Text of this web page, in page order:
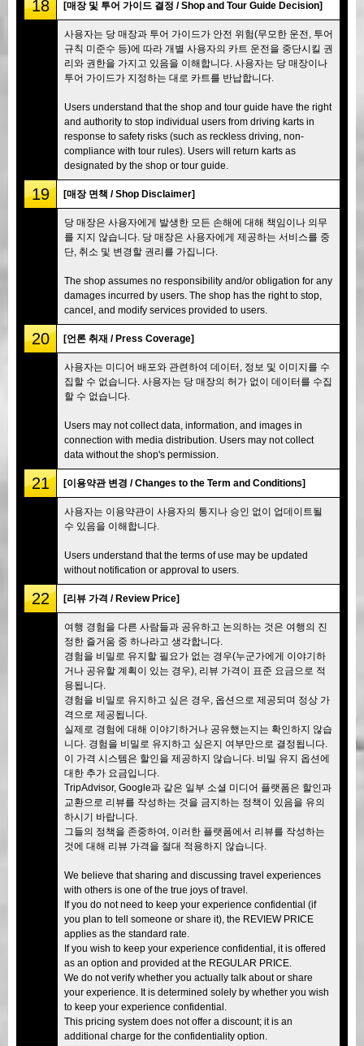
18 [매장 및 투어 가이드 결정 / Shop and Tour Guide Decision]
사용자는 당 매장과 투어 가이드가 안전 위험(무모한 운전, 투어
규칙 미준수 등)에 따라 개별 사용자의 카트 운전을 중단시킬 권
리와 권한을 가지고 있음을 이해합니다. 사용자는 당 매장이나
투어 가이드가 지정하는 대로 카트를 반납합니다.
Users understand that the shop and tour guide have the right
and authority to stop individual users from driving karts in
response to safety risks (such as reckless driving, non-
compliance with tour rules). Users will return karts as
designated by the shop or tour guide.
19 [매장 면책 / Shop Disclaimer]
당 매장은 사용자에게 발생한 모든 손해에 대해 책임이나 의무
를 지지 않습니다. 당 매장은 사용자에게 제공하는 서비스를 중
단, 취소 및 변경할 권리를 가집니다.
The shop assumes no responsibility and/or obligation for any
damages incurred by users. The shop has the right to stop,
cancel, and modify services provided to users.
20 [언론 취재 / Press Coverage]
사용자는 미디어 배포와 관련하여 데이터, 정보 및 이미지를 수
집할 수 없습니다. 사용자는 당 매장의 허가 없이 데이터를 수집
할 수 없습니다.
Users may not collect data, information, and images in
connection with media distribution. Users may not collect
data without the shop's permission.
21 [이용약관 변경 / Changes to the Term and Conditions]
사용자는 이용약관이 사용자의 통지나 승인 없이 업데이트될
수 있음을 이해합니다.
Users understand that the terms of use may be updated
without notification or approval to users.
22 [리뷰 가격 / Review Price]
여행 경험을 다른 사람들과 공유하고 논의하는 것은 여행의 진
정한 즐거움 중 하나라고 생각합니다.
경험을 비밀로 유지할 필요가 없는 경우(누군가에게 이야기하
거나 공유할 계획이 있는 경우), 리뷰 가격이 표준 요금으로 적
용됩니다.
경험을 비밀로 유지하고 싶은 경우, 옵션으로 제공되며 정상 가
격으로 제공됩니다.
실제로 경험에 대해 이야기하거나 공유했는지는 확인하지 않습
니다. 경험을 비밀로 유지하고 싶은지 여부만으로 결정됩니다.
이 가격 시스템은 할인을 제공하지 않습니다. 비밀 유지 옵션에
대한 추가 요금입니다.
TripAdvisor, Google과 같은 일부 소셜 미디어 플랫폼은 할인과
교환으로 리뷰를 작성하는 것을 금지하는 정책이 있음을 유의
하시기 바랍니다.
그들의 정책을 존중하여, 이러한 플랫폼에서 리뷰를 작성하는
것에 대해 리뷰 가격을 절대 적용하지 않습니다.
We believe that sharing and discussing travel experiences
with others is one of the true joys of travel.
If you do not need to keep your experience confidential (if
you plan to tell someone or share it), the REVIEW PRICE
applies as the standard rate.
If you wish to keep your experience confidential, it is offered
as an option and provided at the REGULAR PRICE.
We do not verify whether you actually talk about or share
your experience. It is determined solely by whether you wish
to keep your experience confidential.
This pricing system does not offer a discount; it is an
additional charge for the confidentiality option.